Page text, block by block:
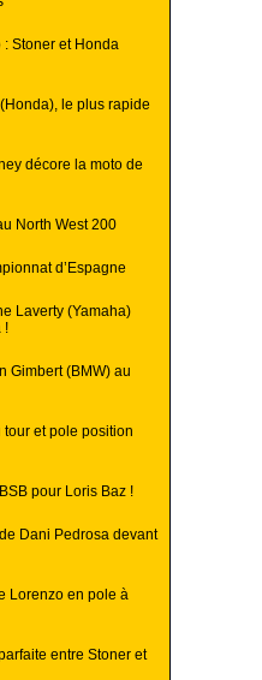
: Stoner et Honda
le plus rapide
décore la moto de
North West 200
d’Espagne
Laverty (Yamaha)
!
Gimbert (BMW) au
tour et pole position
pour Loris Baz !
Dani Pedrosa devant
Lorenzo en pole à
entre Stoner et